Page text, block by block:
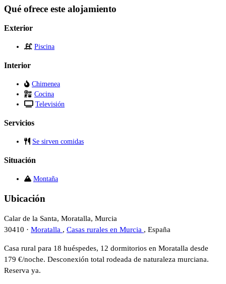
Qué ofrece este alojamiento
Exterior
Piscina
Interior
Chimenea
Cocina
Televisión
Servicios
Se sirven comidas
Situación
Montaña
Ubicación
Calar de la Santa, Moratalla, Murcia
30410 · Moratalla , Casas rurales en Murcia , España
Casa rural para 18 huéspedes, 12 dormitorios en Moratalla desde
179 €/noche. Desconexión total rodeada de naturaleza murciana.
Reserva ya.